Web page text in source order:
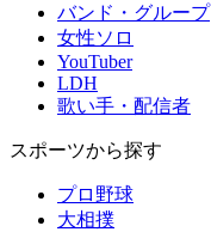
バンド・グループ
女性ソロ
YouTuber
LDH
歌い手・配信者
スポーツから探す
プロ野球
大相撲